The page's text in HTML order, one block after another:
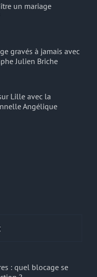
un mariage
gravés à jamais avec
Julien Briche
Lille avec la
Angélique
: quel blocage se